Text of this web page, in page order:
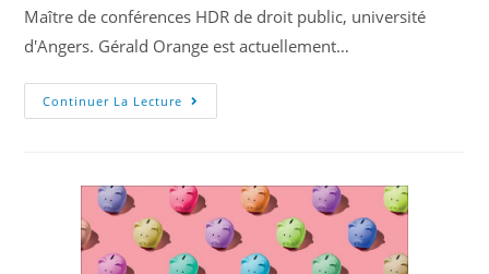
Maître de conférences HDR de droit public, université
d'Angers. Gérald Orange est actuellement…
Continuer La Lecture